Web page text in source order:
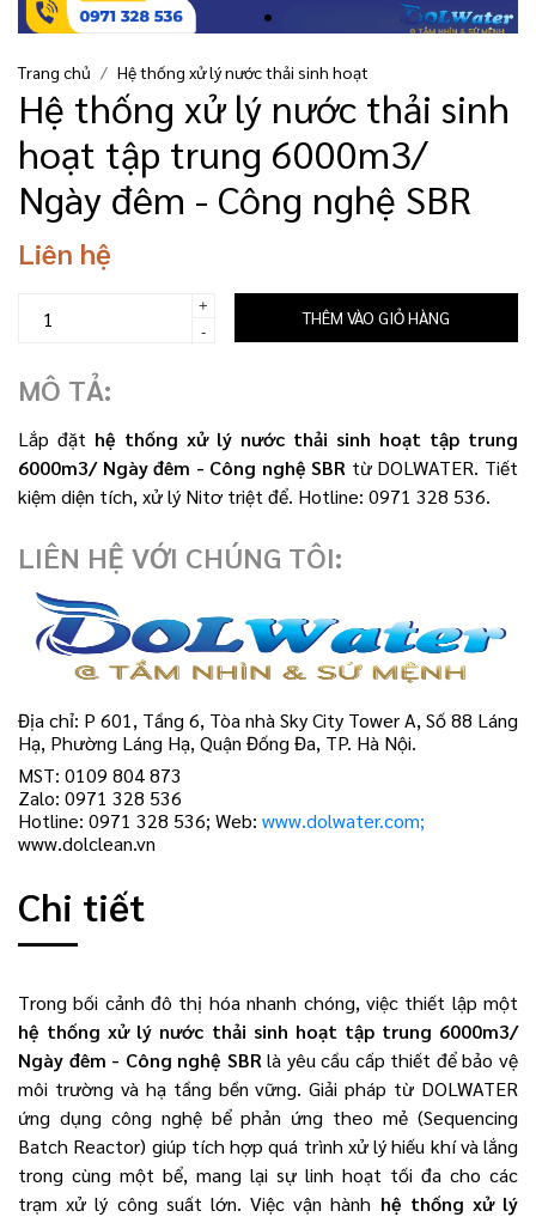
Trang chủ Hệ thống xử lý nước thải sinh hoạt
Hệ thống xử lý nước thải sinh
hoạt tập trung 6000m3/
Ngày đêm - Công nghệ SBR
Liên hệ
+
-
THÊM VÀO GIỎ HÀNG
MÔ TẢ:
Lắp đặt hệ thống xử lý nước thải sinh hoạt tập trung
6000m3/ Ngày đêm - Công nghệ SBR từ DOLWATER. Tiết
kiệm diện tích, xử lý Nitơ triệt để. Hotline: 0971 328 536.
LIÊN HỆ VỚI CHÚNG TÔI:
Địa chỉ: P 601, Tầng 6, Tòa nhà Sky City Tower A, Số 88 Láng
Hạ, Phường Láng Hạ, Quận Đống Đa, TP. Hà Nội.
MST: 0109 804 873
Zalo: 0971 328 536
Hotline: 0971 328 536; Web: www.dolwater.com;
www.dolclean.vn
Chi tiết
Trong bối cảnh đô thị hóa nhanh chóng, việc thiết lập một
hệ thống xử lý nước thải sinh hoạt tập trung 6000m3/
Ngày đêm - Công nghệ SBR là yêu cầu cấp thiết để bảo vệ
môi trường và hạ tầng bền vững. Giải pháp từ DOLWATER
ứng dụng công nghệ bể phản ứng theo mẻ (Sequencing
Batch Reactor) giúp tích hợp quá trình xử lý hiếu khí và lắng
trong cùng một bể, mang lại sự linh hoạt tối đa cho các
trạm xử lý công suất lớn. Việc vận hành hệ thống xử lý